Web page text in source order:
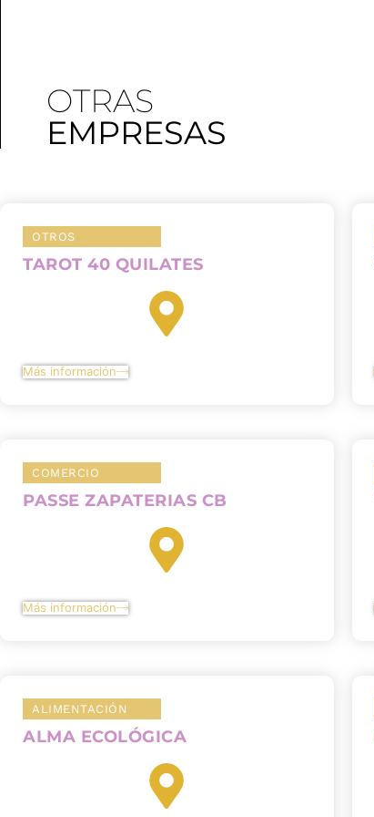
OTRAS
EMPRESAS
OTROS
TAROT 40 QUILATES
Más información
COMERCIO
PASSE ZAPATERIAS CB
Más información
ALIMENTACIÓN
ALMA ECOLÓGICA